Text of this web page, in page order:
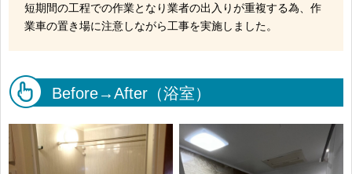
短期間の工程での作業となり業者の出入りが重複する為、作
業車の置き場に注意しながら工事を実施しました。
Before→After（浴室）